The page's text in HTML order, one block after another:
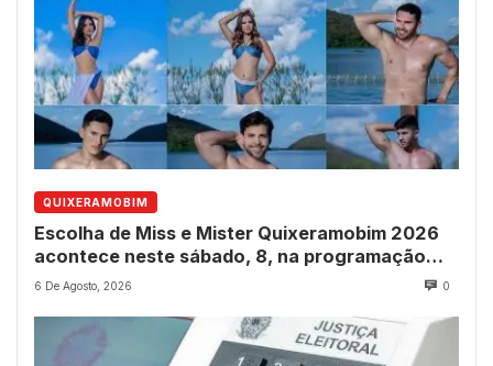
QUIXERAMOBIM
Escolha de Miss e Mister Quixeramobim 2026
acontece neste sábado, 8, na programação
dos 237 anos do município
6 De Agosto, 2026 0